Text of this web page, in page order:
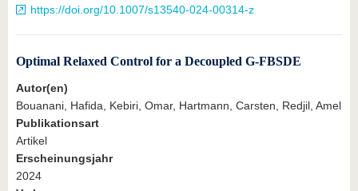
https://doi.org/10.1007/s13540-024-00314-z
Optimal Relaxed Control for a Decoupled G-FBSDE
Autor(en)
Bouanani, Hafida, Kebiri, Omar, Hartmann, Carsten, Redjil, Amel
Publikationsart
Artikel
Erscheinungsjahr
2024